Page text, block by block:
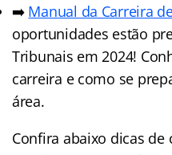
➡️ Manual da Carreira
oportunidades estão
Tribunais em 2024!
carreira e como se
área.
Confira abaixo dicas